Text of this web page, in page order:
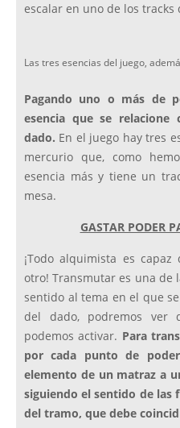
escalar en uno de los
Las tres esencias del juego,
Pagando uno o más de
esencia que se
dado. En el juego hay tres
mercurio que, como
esencia más y tiene un
mesa.
GASTAR PODER
¡Todo alquimista es
otro! Transmutar es una de
sentido al tema en el que
del dado, podremos ver
podemos activar. Para
por cada punto de
elemento de un matraz a
siguiendo el sentido de las
del tramo, que debe